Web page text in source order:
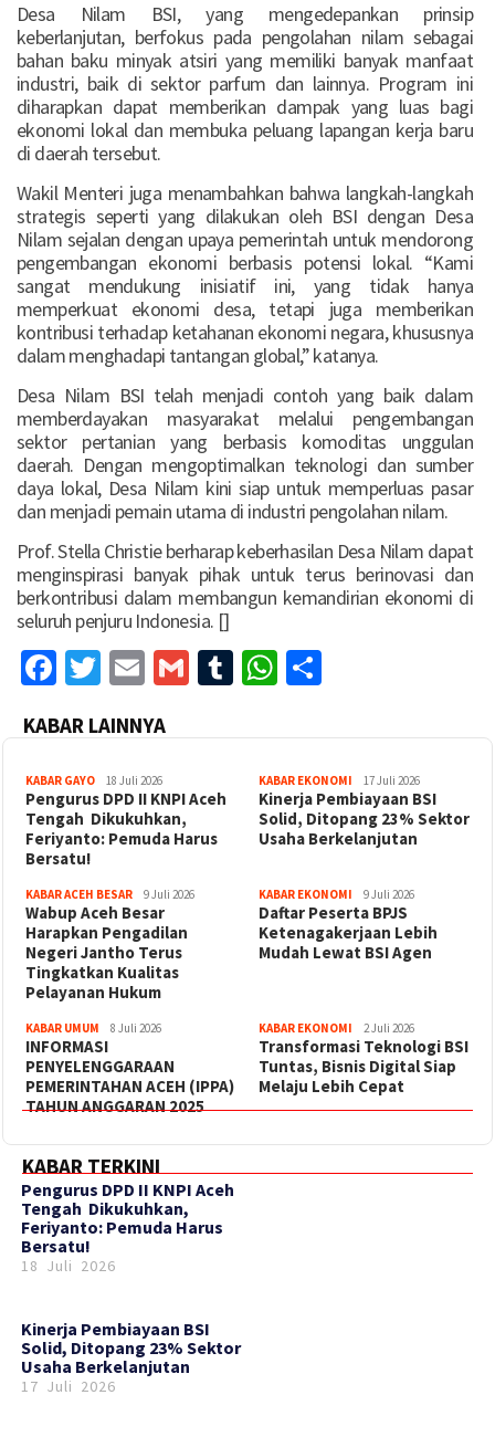
Desa Nilam BSI, yang mengedepankan prinsip
keberlanjutan, berfokus pada pengolahan nilam sebagai
bahan baku minyak atsiri yang memiliki banyak manfaat
industri, baik di sektor parfum dan lainnya. Program ini
diharapkan dapat memberikan dampak yang luas bagi
ekonomi lokal dan membuka peluang lapangan kerja baru
di daerah tersebut.
Wakil Menteri juga menambahkan bahwa langkah-langkah
strategis seperti yang dilakukan oleh BSI dengan Desa
Nilam sejalan dengan upaya pemerintah untuk mendorong
pengembangan ekonomi berbasis potensi lokal. “Kami
sangat mendukung inisiatif ini, yang tidak hanya
memperkuat ekonomi desa, tetapi juga memberikan
kontribusi terhadap ketahanan ekonomi negara, khususnya
dalam menghadapi tantangan global,” katanya.
Desa Nilam BSI telah menjadi contoh yang baik dalam
memberdayakan masyarakat melalui pengembangan
sektor pertanian yang berbasis komoditas unggulan
daerah. Dengan mengoptimalkan teknologi dan sumber
daya lokal, Desa Nilam kini siap untuk memperluas pasar
dan menjadi pemain utama di industri pengolahan nilam.
Prof. Stella Christie berharap keberhasilan Desa Nilam dapat
menginspirasi banyak pihak untuk terus berinovasi dan
berkontribusi dalam membangun kemandirian ekonomi di
seluruh penjuru Indonesia. []
Facebook
Twitter
EmailGmailTumblrWhatsApp
KABAR LAINNYA
KABAR GAYO 18 Juli 2026
‎Pengurus DPD II KNPI Aceh
Tengah Dikukuhkan,
Feriyanto: Pemuda Harus
Bersatu!
KABAR EKONOMI 17 Juli 2026
Kinerja Pembiayaan BSI
Solid, Ditopang 23% Sektor
Usaha Berkelanjutan
KABAR ACEH BESAR 9 Juli 2026
Wabup Aceh Besar
Harapkan Pengadilan
Negeri Jantho Terus
Tingkatkan Kualitas
Pelayanan Hukum
KABAR EKONOMI 9 Juli 2026
Daftar Peserta BPJS
Ketenagakerjaan Lebih
Mudah Lewat BSI Agen
KABAR UMUM 8 Juli 2026
INFORMASI
PENYELENGGARAAN
PEMERINTAHAN ACEH (IPPA)
TAHUN ANGGARAN 2025
KABAR EKONOMI 2 Juli 2026
Transformasi Teknologi BSI
Tuntas, Bisnis Digital Siap
Melaju Lebih Cepat
KABAR TERKINI
‎Pengurus DPD II KNPI Aceh
Tengah Dikukuhkan,
Feriyanto: Pemuda Harus
Bersatu!
18 Juli 2026
Kinerja Pembiayaan BSI
Solid, Ditopang 23% Sektor
Usaha Berkelanjutan
17 Juli 2026